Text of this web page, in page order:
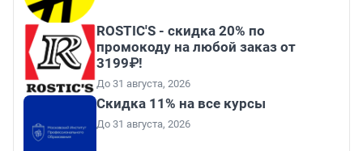
ROSTIC'S - скидка 20% по
промокоду на любой заказ от
3199₽!
До 31 августа, 2026
Скидка 11% на все курсы
До 31 августа, 2026